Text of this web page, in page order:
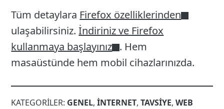
Tüm detaylara Firefox özelliklerinden
ulaşabilirsiniz.İndiriniz ve Firefox
kullanmaya başlayınız . Hem
masaüstünde hem mobil cihazlarınızda.
KATEGORILER: GENEL,INTERNET,TAVSIYE,WEB